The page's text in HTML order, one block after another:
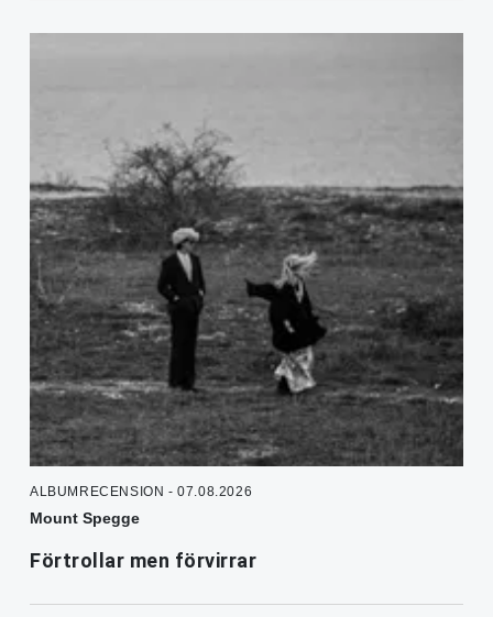
ALBUMRECENSION - 07.08.2026
Mount Spegge
Förtrollar men förvirrar